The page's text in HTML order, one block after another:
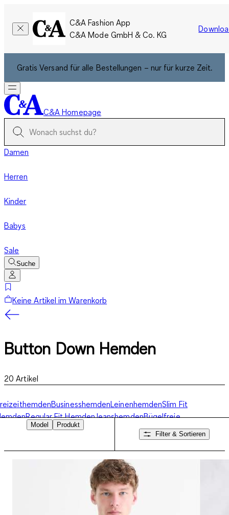
C&A Fashion App
C&A Mode GmbH & Co. KG
Gratis Versand für alle Bestellungen – nur für kurze Zeit.
C&A Homepage
Damen
Herren
Kinder
Babys
Sale
Suche
Keine Artikel im Warenkorb
Button Down Hemden
20 Artikel
BusinesshemdenLeinenhemdenSlim Fit
Regular Fit HemdenJeanshemdenBügelfreie
Button Down Hemden
Herrenhemden
Model
Produkt
Filter & Sortieren